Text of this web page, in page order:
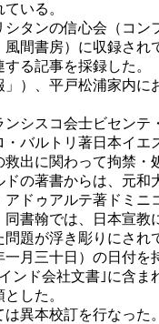
いる。
タンの信心会（コ
間書房）に収録さ
る記事を採録した。
）、平戸松浦家内
シスコ会士ビセン
バルトリ著日本イ
出に関わって拘禁
の著書からは、元
ドゥアルテ著ドミニ
翰では、日本宣
題が浮き彫りにされ
月三十日）の日付
ド会社文書｣に含
した。
異本校訂を行なっ